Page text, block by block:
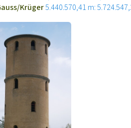
Krüger5.440.570,41 m: